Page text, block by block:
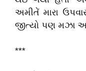
અમીતેં મારા
જીત્યો પણ મઝા
***